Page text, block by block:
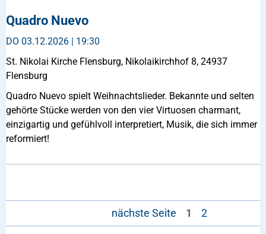
Quadro Nuevo
DO 03.12.2026 | 19:30
St. Nikolai Kirche Flensburg, Nikolaikirchhof 8, 24937
Flensburg
Quadro Nuevo spielt Weihnachtslieder. Bekannte und selten
gehörte Stücke werden von den vier Virtuosen charmant,
einzigartig und gefühlvoll interpretiert, Musik, die sich immer
reformiert!
1 2
nächste Seite